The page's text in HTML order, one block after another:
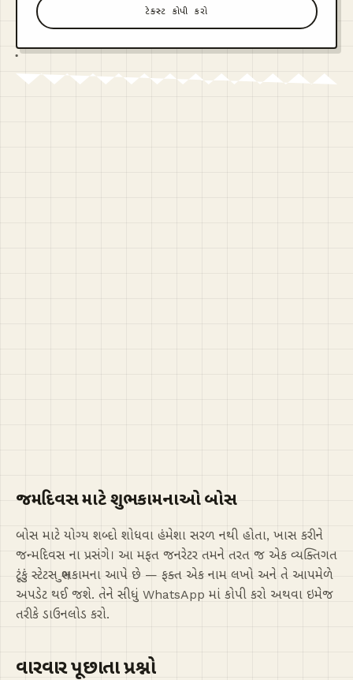
ટેક્સ્ટ કોપી કરો
જન્મદિવસ માટે શુભકામનાઓ બોસ
બોસ માટે યોગ્ય શબ્દો શોધવા હંમેશા સરળ નથી હોતા, ખાસ કરીને
જન્મદિવસ ના પ્રસંગે। આ મફત જનરેટર તમને તરત જ એક વ્યક્તિગત
ટૂંકું સ્ટેટસ શુભકામના આપે છે — ફક્ત એક નામ લખો અને તે આપમેળે
અપડેટ થઈ જશે. તેને સીધું WhatsApp માં કોપી કરો અથવા ઇમેજ
તરીકે ડાઉનલોડ કરો.
વારંવાર પૂછાતા પ્રશ્નો